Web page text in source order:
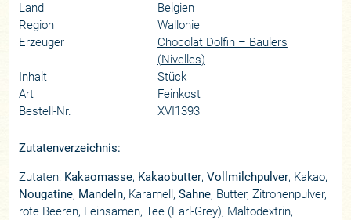
Land
Belgien
Region
Wallonie
Erzeuger
Chocolat Dolfin – Baulers
(Nivelles)
Inhalt
Stück
Art
Feinkost
Bestell-Nr.
XVI1393
Zutatenverzeichnis:
Zutaten: Kakaomasse, Kakaobutter,Vollmilchpulver, Kakao,
Nougatine, Mandeln, Karamell,Sahne, Butter, Zitronenpulver,
rote Beeren, Leinsamen, Tee (Earl-Grey), Maltodextrin,